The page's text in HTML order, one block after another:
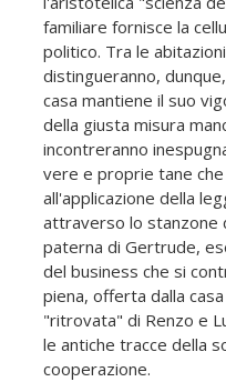
familiare fornisce la
politico. Tra le
distingueranno,
casa mantiene il suo
della giusta misura
incontreranno
vere e proprie tane
all'applicazione della
attraverso lo stanzone
paterna di Gertrude,
del business che si
piena, offerta dalla
"ritrovata" di Renzo e
le antiche tracce della
cooperazione.